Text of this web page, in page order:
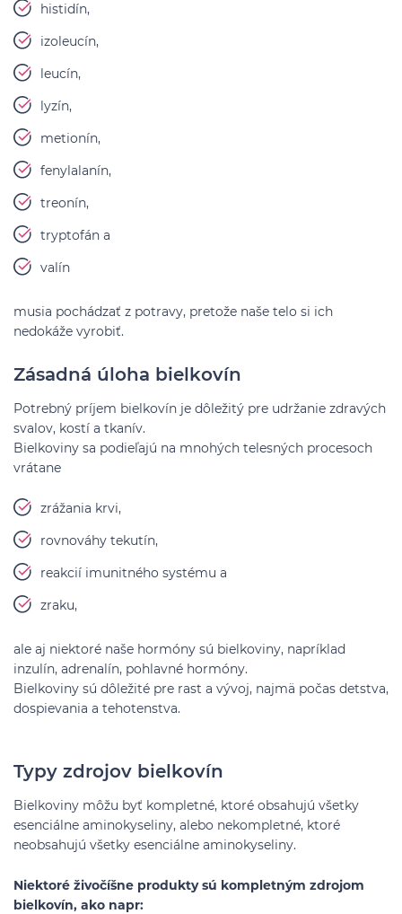
histidín,
izoleucín,
leucín,
lyzín,
metionín,
fenylalanín,
treonín,
tryptofán a
valín
musia pochádzať z potravy, pretože naše telo si ich
nedokáže vyrobiť.
Zásadná úloha bielkovín
Potrebný príjem bielkovín je dôležitý pre udržanie zdravých
svalov, kostí a tkanív.
Bielkoviny sa podieľajú na mnohých telesných procesoch
vrátane
zrážania krvi,
rovnováhy tekutín,
reakcií imunitného systému a
zraku,
ale aj niektoré naše hormóny sú bielkoviny, napríklad
inzulín, adrenalín, pohlavné hormóny.
Bielkoviny sú dôležité pre rast a vývoj, najmä počas detstva,
dospievania a tehotenstva.
Typy zdrojov bielkovín
Bielkoviny môžu byť kompletné, ktoré obsahujú všetky
esenciálne aminokyseliny, alebo nekompletné, ktoré
neobsahujú všetky esenciálne aminokyseliny.
Niektoré živočíšne produkty sú kompletným zdrojom
bielkovín, ako napr: